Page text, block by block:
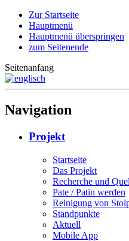
Zur Startseite
Hauptmenü
Hauptmenü überspringen
zum Seitenende
Seitenanfang
Navigation
Projekt
Startseite
Das Projekt
Recherche und
Pate / Patin werden
Reinigung von
Standpunkte
Aktuell
Mobile App